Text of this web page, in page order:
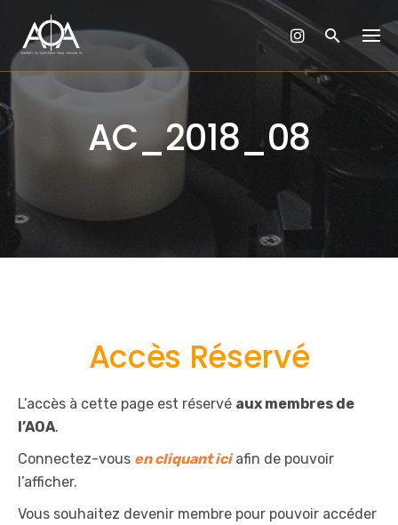
content
AC_2018_08
Accès Réservé
L’accès à cette page est réservé aux membres de
l’AOA.
Connectez-vous en cliquant iciafin de pouvoir
l’afficher.
Vous souhaitez devenir membre pour pouvoir accéder